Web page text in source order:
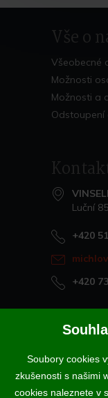
Vše o
Všeobecné
Možnosti
Možnosti a
Odstoupení
Luční
+420
+420
Naše
Vinotéka
Vinotéky a
Soubory cookies
zkušenosti s našimi
cookies naleznete v